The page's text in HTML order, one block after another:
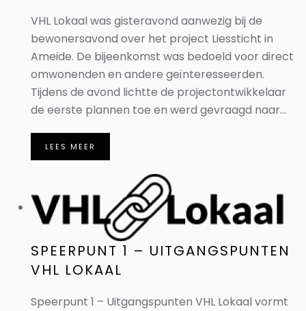
VHL Lokaal was gisteravond aanwezig bij de
bewonersavond over het project Liessticht in
Ameide. De bijeenkomst was bedoeld voor direct
omwonenden en andere geïnteresseerden.
Tijdens de avond lichtte de projectontwikkelaar
de eerste plannen toe en werd gevraagd naar...
LEES MEER
SPEERPUNT 1 – UITGANGSPUNTEN
VHL LOKAAL
Speerpunt 1 – Uitgangspunten VHL Lokaal vormt